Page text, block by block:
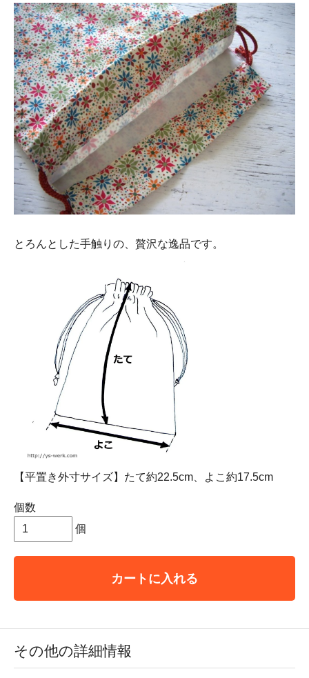
とろんとした手触りの、贅沢な逸品です。
【平置き外寸サイズ】たて約22.5cm、よこ約17.5cm
個数
個
カートに入れる
その他の詳細情報